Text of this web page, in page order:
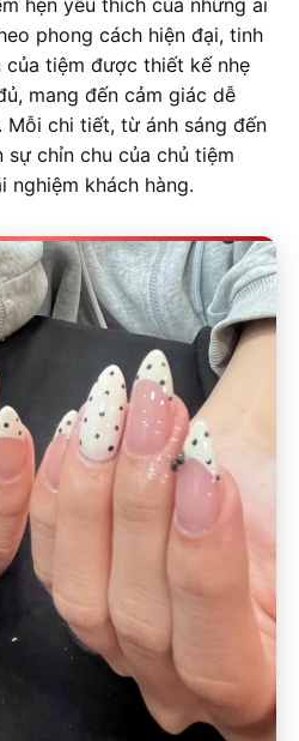
phong cách hiện đại, tinh
tiệm được thiết kế nhẹ
mang đến cảm giác dễ
chi tiết, từ ánh sáng đến
sự chỉn chu của chủ tiệm
khách hàng.